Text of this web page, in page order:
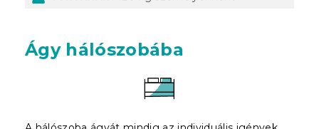
Ágy hálószobába